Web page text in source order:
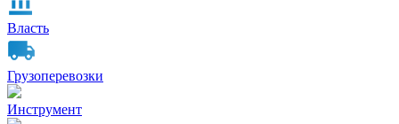
Власть
Грузоперевозки
Инструмент